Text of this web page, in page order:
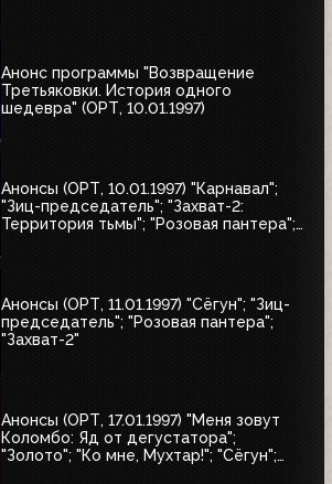
Анонс программы "Возвращение
Третьяковки. История одного
шедевра" (ОРТ, 10.01.1997)
Анонсы (ОРТ, 10.01.1997) "Карнавал";
"Зиц-председатель"; "Захват-2:
Территория тьмы"; "Розовая пантера";
Анонсы (ОРТ, 11.01.1997) "Сёгун"; "Зиц-
председатель"; "Розовая пантера";
"Захват-2"
Анонсы (ОРТ, 17.01.1997) "Меня зовут
Коломбо: Яд от дегустатора";
"Золото"; "Ко мне, Мухтар!"; "Сёгун";